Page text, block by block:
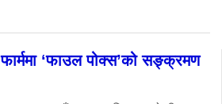
‘फाउल पोक्स’को सङ्क्रमण